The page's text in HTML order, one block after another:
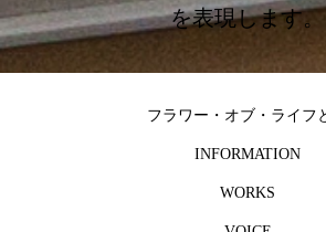
を表現します。
フラワー・オブ・ライフ
INFORMATION
WORKS